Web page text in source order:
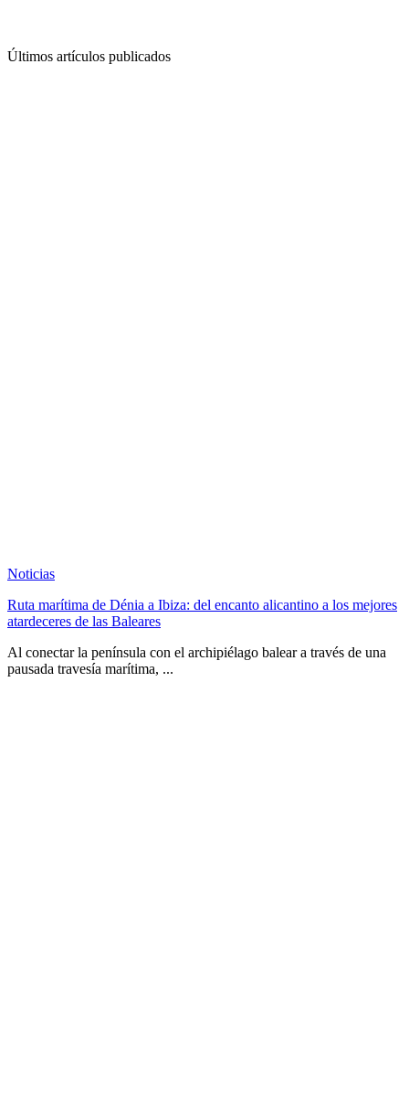
Últimos artículos publicados
Noticias
Ruta marítima de Dénia a Ibiza: del encanto alicantino a los mejores
atardeceres de las Baleares
Al conectar la península con el archipiélago balear a través de una
pausada travesía marítima, ...